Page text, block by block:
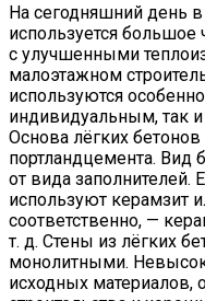
На сегодняшний день в
используется большое
с улучшенными
малоэтажном
используются
индивидуальным, так
Основа лёгких бетонов
портландцемента. Вид
от вида заполнителей.
используют керамзит
соответственно, —
т. д. Стены из лёгких
монолитными.
исходных материалов,